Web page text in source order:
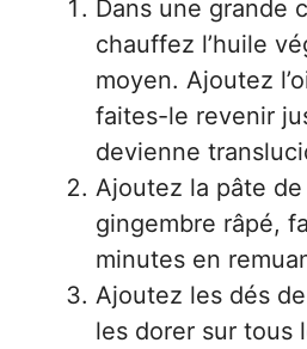
Dans une grande
chauffez l’huile
moyen. Ajoutez
faites-le revenir
devienne
Ajoutez la pâte
gingembre râpé,
minutes en
Ajoutez les dés
les dorer sur tous